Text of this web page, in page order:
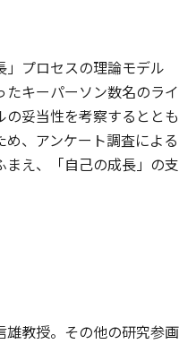
プロセスの理論モデル
キーパーソン数名のライ
妥当性を考察するととも
、アンケート調査による
え、「自己の成長」の支
教授。その他の研究参画